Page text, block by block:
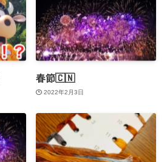
春節🇨🇳
2022年2月3日